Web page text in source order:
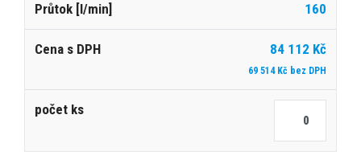
160
84 112 Kč
69 514 Kč bez DPH